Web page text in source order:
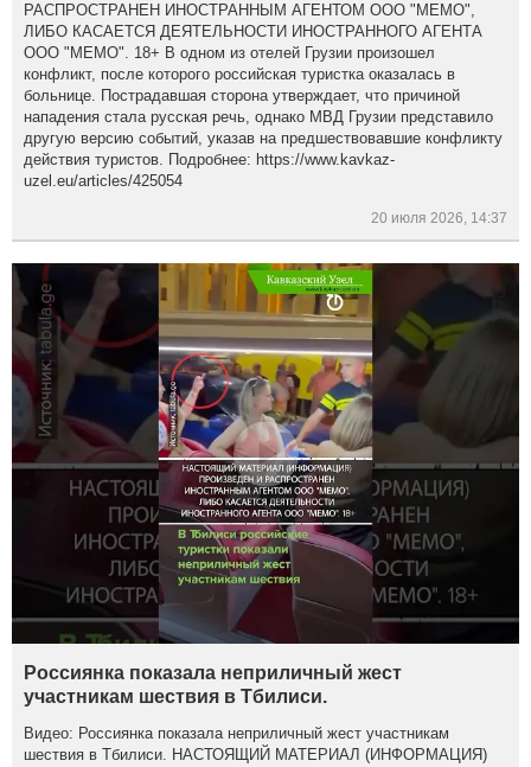
РАСПРОСТРАНЕН ИНОСТРАННЫМ АГЕНТОМ ООО "МЕМО",
ЛИБО КАСАЕТСЯ ДЕЯТЕЛЬНОСТИ ИНОСТРАННОГО АГЕНТА
ООО "МЕМО". 18+ В одном из отелей Грузии произошел
конфликт, после которого российская туристка оказалась в
больнице. Пострадавшая сторона утверждает, что причиной
нападения стала русская речь, однако МВД Грузии представило
другую версию событий, указав на предшествовавшие конфликту
действия туристов. Подробнее: https://www.kavkaz-
uzel.eu/articles/425054
20 июля 2026, 14:37
Россиянка показала неприличный жест
участникам шествия в Тбилиси.
Видео: Россиянка показала неприличный жест участникам
шествия в Тбилиси. НАСТОЯЩИЙ МАТЕРИАЛ (ИНФОРМАЦИЯ)